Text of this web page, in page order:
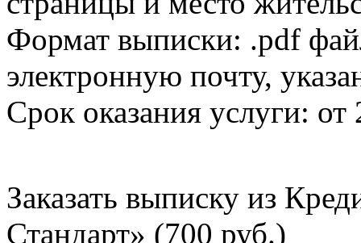
Формат выписки: .pdf
электронную почту,
Срок оказания услуги: от
Заказать выписку из
Стандарт» (700 руб.)